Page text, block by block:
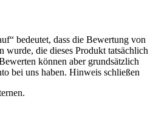
bedeutet, dass die Bewertung von
wurde, die dieses Produkt tatsächlich
können aber grundsätzlich
bei uns haben. Hinweis schließen